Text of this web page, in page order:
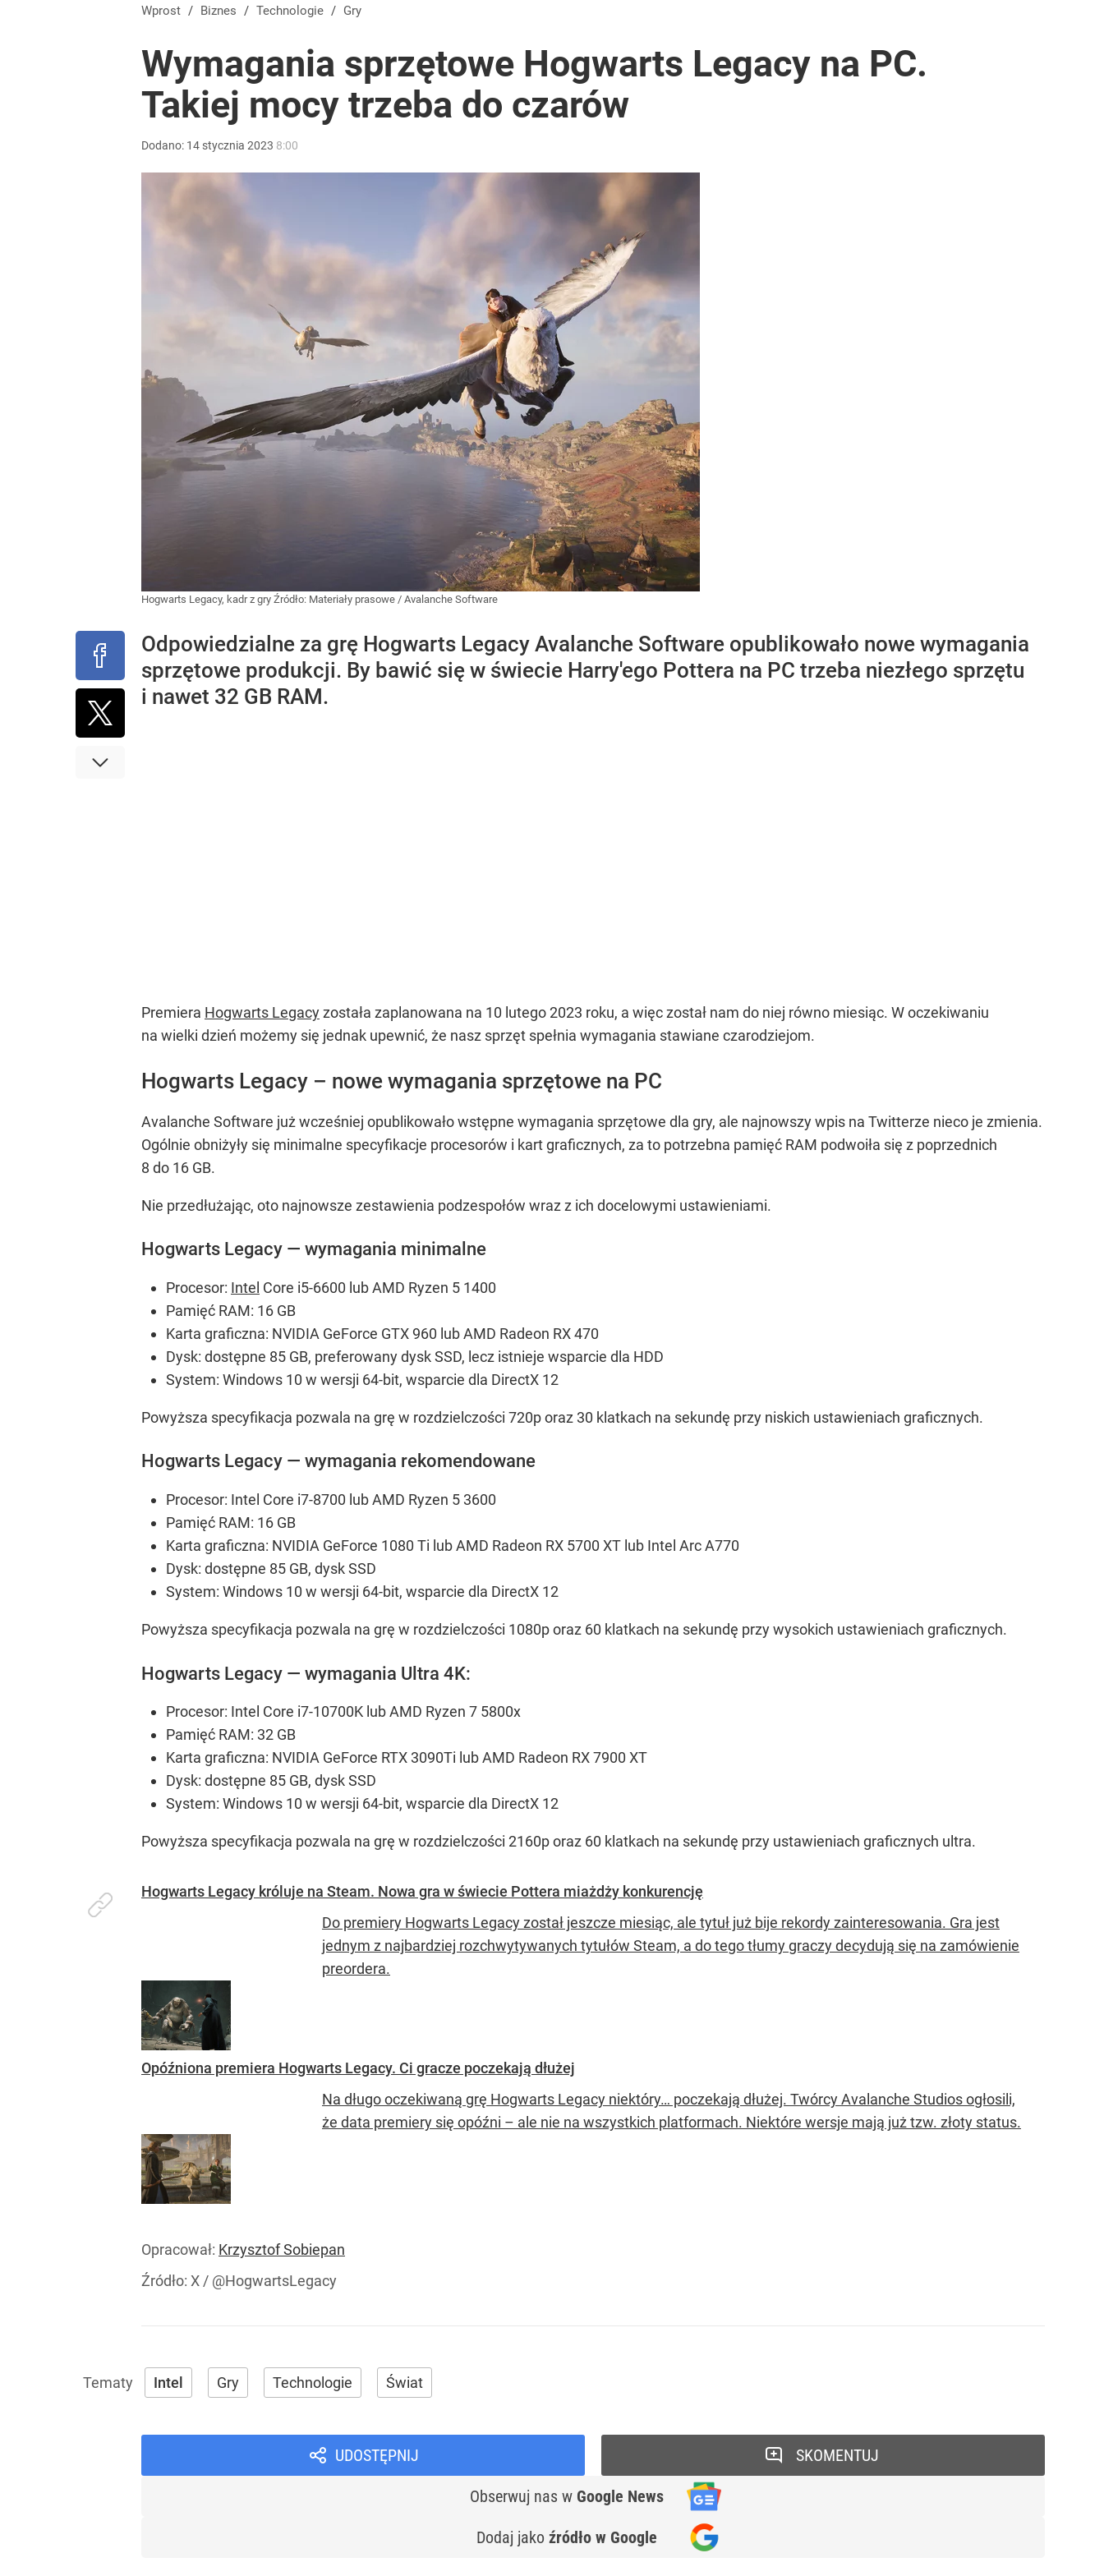
Wprost / Biznes / Technologie / Gry
Wymagania sprzętowe Hogwarts Legacy na PC.
Takiej mocy trzeba do czarów
Dodano: 14 stycznia 2023 8:00
Hogwarts Legacy, kadr z gry Źródło: Materiały prasowe / Avalanche Software
Odpowiedzialne za grę Hogwarts Legacy Avalanche Software opublikowało nowe wymagania
sprzętowe produkcji. By bawić się w świecie Harry'ego Pottera na PC trzeba niezłego sprzętu
i nawet 32 GB RAM.
Premiera Hogwarts Legacyzostała zaplanowana na 10 lutego 2023 roku, a więc został nam do niej równo miesiąc. W oczekiwaniu
na wielki dzień możemy się jednak upewnić, że nasz sprzęt spełnia wymagania stawiane czarodziejom.
Hogwarts Legacy – nowe wymagania sprzętowe na PC
Avalanche Software już wcześniej opublikowało wstępne wymagania sprzętowe dla gry, ale najnowszy wpis na Twitterze nieco je zmienia.
Ogólnie obniżyły się minimalne specyfikacje procesorów i kart graficznych, za to potrzebna pamięć RAM podwoiła się z poprzednich
8 do 16 GB.
Nie przedłużając, oto najnowsze zestawienia podzespołów wraz z ich docelowymi ustawieniami.
Hogwarts Legacy — wymagania minimalne
Procesor: Intel Core i5-6600 lub AMD Ryzen 5 1400
Pamięć RAM: 16 GB
Karta graficzna: NVIDIA GeForce GTX 960 lub AMD Radeon RX 470
Dysk: dostępne 85 GB, preferowany dysk SSD, lecz istnieje wsparcie dla HDD
System: Windows 10 w wersji 64-bit, wsparcie dla DirectX 12
Powyższa specyfikacja pozwala na grę w rozdzielczości 720p oraz 30 klatkach na sekundę przy niskich ustawieniach graficznych.
Hogwarts Legacy — wymagania rekomendowane
Procesor: Intel Core i7-8700 lub AMD Ryzen 5 3600
Pamięć RAM: 16 GB
Karta graficzna: NVIDIA GeForce 1080 Ti lub AMD Radeon RX 5700 XT lub Intel Arc A770
Dysk: dostępne 85 GB, dysk SSD
System: Windows 10 w wersji 64-bit, wsparcie dla DirectX 12
Powyższa specyfikacja pozwala na grę w rozdzielczości 1080p oraz 60 klatkach na sekundę przy wysokich ustawieniach graficznych.
Hogwarts Legacy — wymagania Ultra 4K:
Procesor: Intel Core i7-10700K lub AMD Ryzen 7 5800x
Pamięć RAM: 32 GB
Karta graficzna: NVIDIA GeForce RTX 3090Ti lub AMD Radeon RX 7900 XT
Dysk: dostępne 85 GB, dysk SSD
System: Windows 10 w wersji 64-bit, wsparcie dla DirectX 12
Powyższa specyfikacja pozwala na grę w rozdzielczości 2160p oraz 60 klatkach na sekundę przy ustawieniach graficznych ultra.
Hogwarts Legacy króluje na Steam. Nowa gra w świecie Pottera miażdży konkurencję
Do premiery Hogwarts Legacy został jeszcze miesiąc, ale tytuł już bije rekordy zainteresowania. Gra jest
jednym z najbardziej rozchwytywanych tytułów Steam, a do tego tłumy graczy decydują się na zamówienie
preordera.
Opóźniona premiera Hogwarts Legacy. Ci gracze poczekają dłużej
Na długo oczekiwaną grę Hogwarts Legacy niektóry… poczekają dłużej. Twórcy Avalanche Studios ogłosili,
że data premiery się opóźni – ale nie na wszystkich platformach. Niektóre wersje mają już tzw. złoty status.
Opracował: Krzysztof Sobiepan
Źródło: X / @HogwartsLegacy
Intel Gry Technologie Świat
UDOSTĘPNIJ
Obserwuj nas w Google News
Dodaj jako źródło w Google
SKOMENTUJ